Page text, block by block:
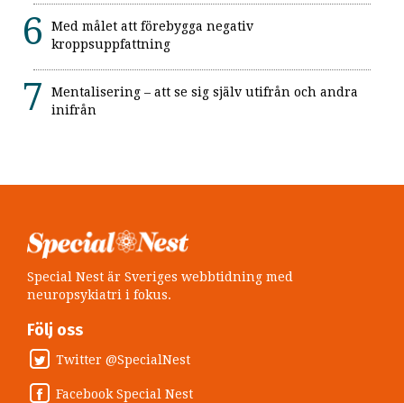
Med målet att förebygga negativ
kroppsuppfattning
Mentalisering – att se sig själv utifrån och andra
inifrån
Special Nest är Sveriges webbtidning med
neuropsykiatri i fokus.
Följ oss
Twitter @SpecialNest
Facebook Special Nest